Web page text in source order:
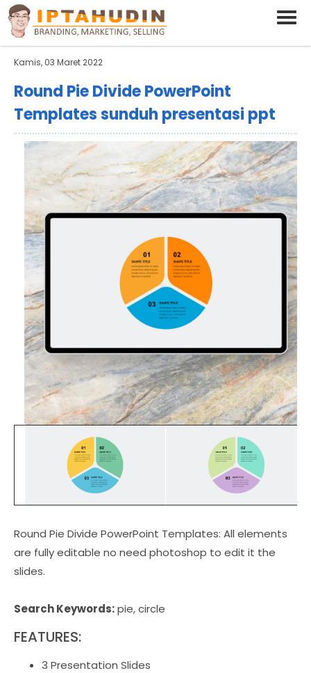
BARAND ANDA
Deskripsi Singkat Saja
Kamis, 03 Maret 2022
Round Pie Divide PowerPoint
Templates sunduh presentasi ppt
Round Pie Divide PowerPoint Templates: All elements
are fully editable no need photoshop to edit it the
slides.
Search Keywords:pie, circle
FEATURES:
3 Presentation Slides